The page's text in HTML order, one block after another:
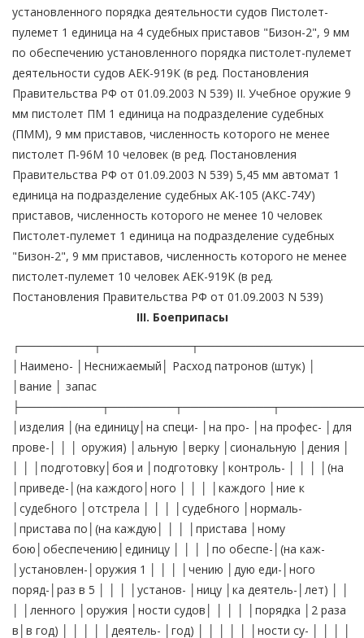
установленного порядка деятельности судов Пистолет-
пулемет 1 единица на 4 судебных приставов "Бизон-2", 9 мм
по обеспечению установленного порядка пистолет-пулемет
деятельности судов АЕК-919К (в ред. Постановления
Правительства РФ от 01.09.2003 N 539) II. Учебное оружие 9
мм пистолет ПМ 1 единица на подразделение судебных
(ПММ), 9 мм приставов, численность которого не менее
пистолет П-96М 10 человек (в ред. Постановления
Правительства РФ от 01.09.2003 N 539) 5,45 мм автомат 1
единица на подразделение судебных АК-105 (АКС-74У)
приставов, численность которого не менее 10 человек
Пистолет-пулемет 1 единица на подразделение судебных
"Бизон-2", 9 мм приставов, численность которого не менее
пистолет-пулемет 10 человек АЕК-919К (в ред.
Постановления Правительства РФ от 01.09.2003 N 539)
III. Боеприпасы
│Наимено- │Неснижаемый│ Расход патронов (штук) │
│вание │ запас
│изделия │(на единицу│на специ- │на про- │на профес- │для
прове-│ │ │ оружия) │альную │верку │сиональную │дения │
│ │ │подготовку│боя и │подготовку │контроль- │ │ │ │(на
│приведе-│(на каждого│ного │ │ │ │каждого │ние к
│судебного │отстрела │ │ │ │судебного │нормаль-
│пристава по│(на каждую│ │ │ │пристава │ному
бою│обеспечению│единицу │ │ │ │по обеспе-│(на каж-
│установлен-│оружия 1 │ │ │ │чению │дую еди-│ного
поряд-│раз в 5 │ │ │ │установ- │ницу │ка деятель-│лет) │ │
│ │ленного │оружия │ности судов│ │ │ │ │порядка │2 раза
в│в год) │ │ │ │ │деятель- │год) │ │ │ │ │ │ности су- │ │ │ │